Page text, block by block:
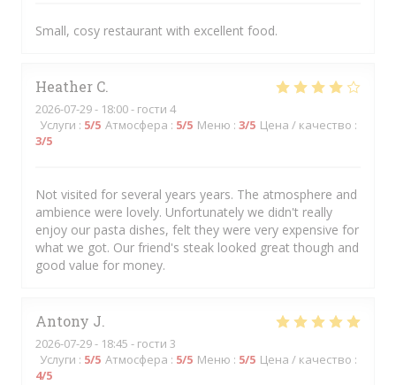
Small, cosy restaurant with excellent food.
Heather C
2026-07-29- 18:00 - гости 4
Услуги : 5/5 Атмосфера : 5/5 Меню : 3/5 Цена / качество :
3/5
Not visited for several years years. The atmosphere and
ambience were lovely. Unfortunately we didn't really
enjoy our pasta dishes, felt they were very expensive for
what we got. Our friend's steak looked great though and
good value for money.
Antony J
2026-07-29- 18:45 - гости 3
Услуги : 5/5 Атмосфера : 5/5 Меню : 5/5 Цена / качество :
4/5